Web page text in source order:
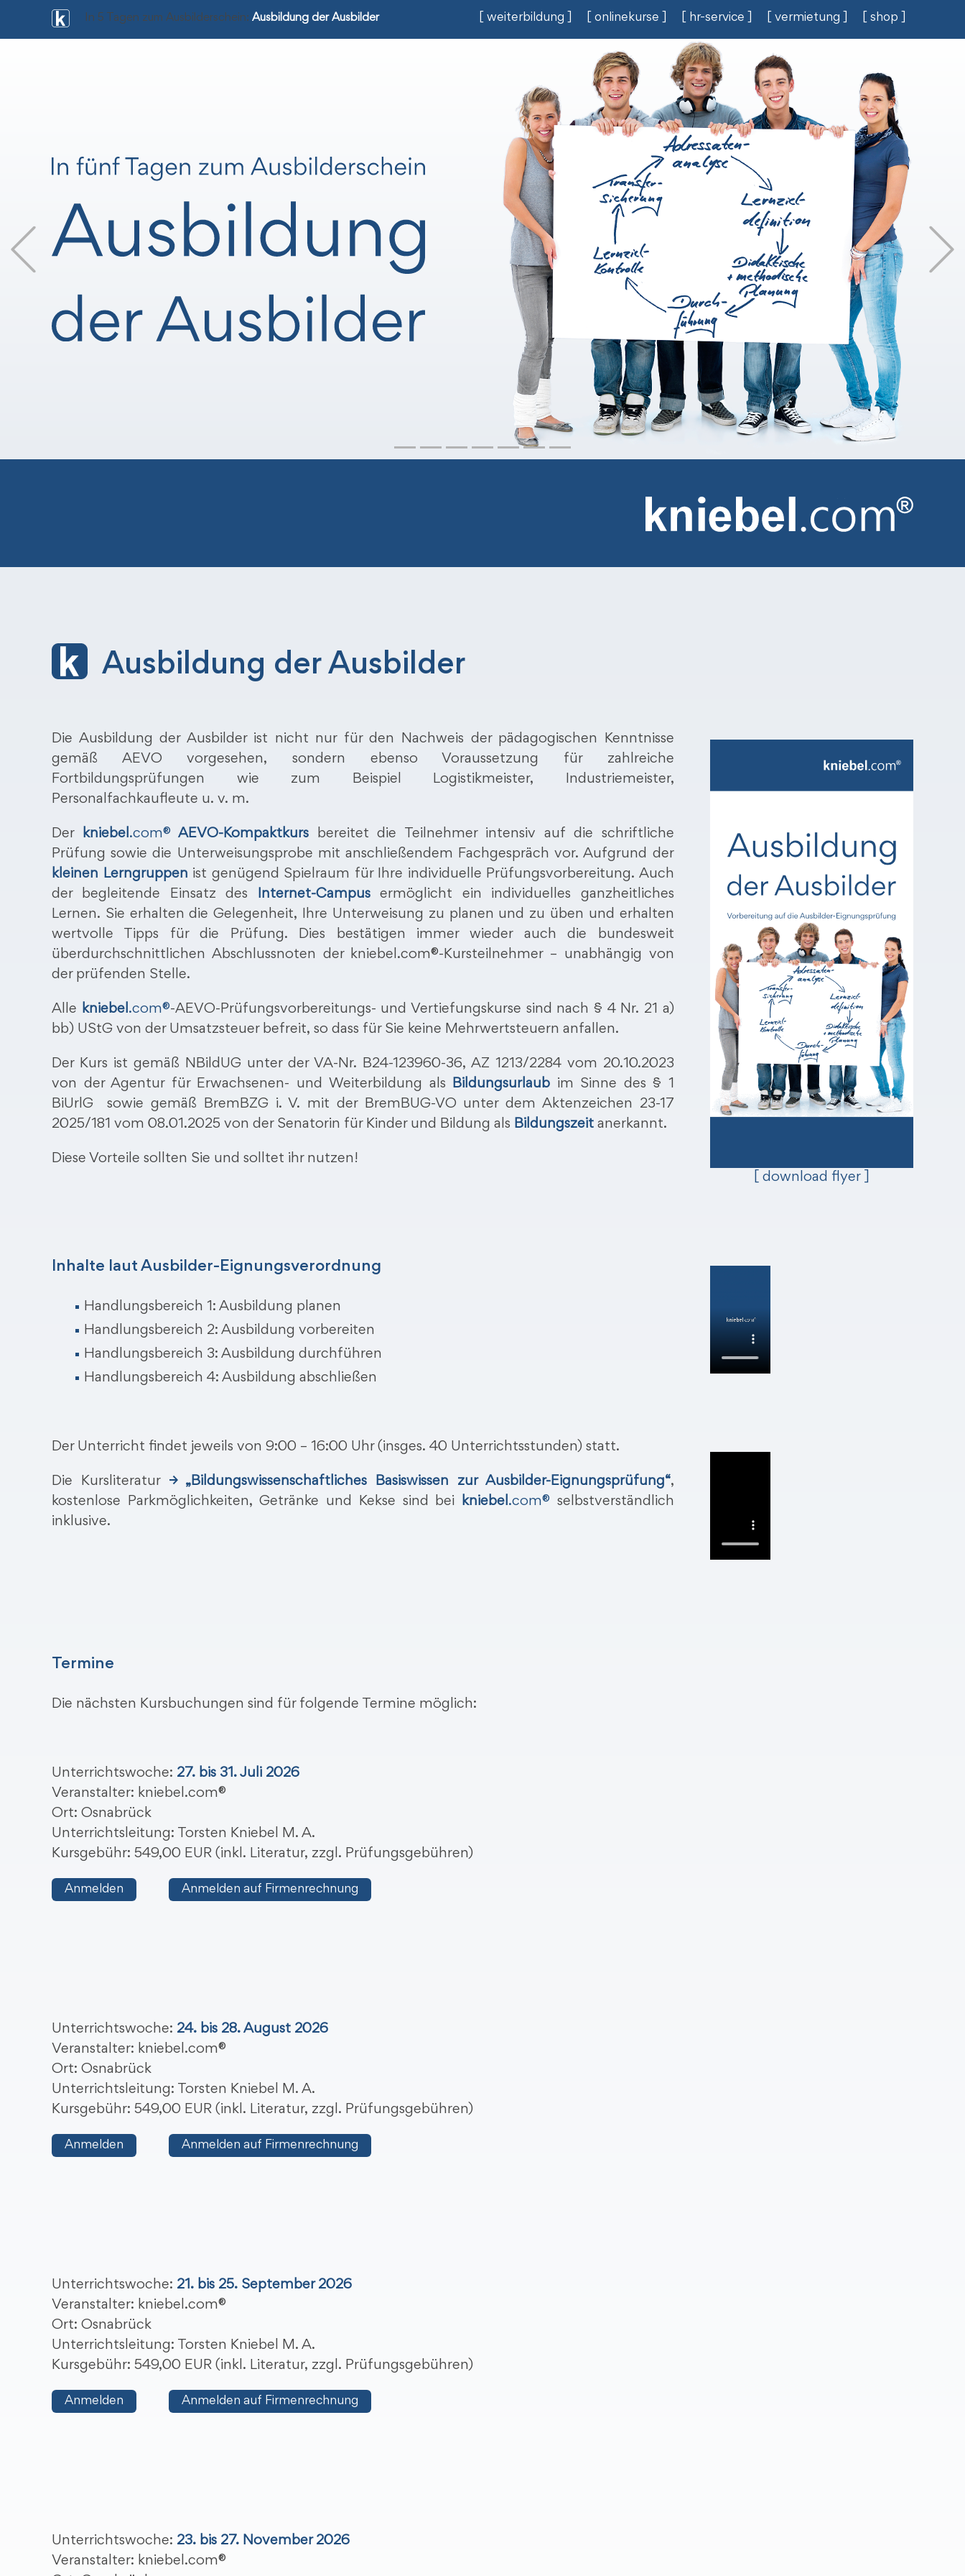
[ weiterbildung ] [ onlinekurse ] [ hr-service ] [ vermietung ] [ shop ]
In 5 Tagen zum Ausbilderschein: Ausbildung der Ausbilder
Previous
Ausbildung der Ausbilder
Die Ausbildung der Ausbilder ist nicht nur für den Nachweis der pädagogischen Kenntnisse
gemäß AEVO vorgesehen, sondern ebenso Voraussetzung für zahlreiche
Fortbildungsprüfungen wie zum Beispiel Logistikmeister, Industriemeister,
Personalfachkaufleute u. v. m.
Der kniebel .com® AEVO-Kompaktkurs
bereitet die Teilnehmer intensiv auf die schriftliche
Prüfung sowie die Unterweisungsprobe mit anschließendem Fachgespräch vor. Aufgrund der
kleinen Lerngruppen ist genügend Spielraum für Ihre individuelle Prüfungsvorbereitung. Auch
der begleitende Einsatz des
Internet-Campusermöglicht ein individuelles ganzheitliches
Lernen. Sie erhalten die Gelegenheit, Ihre Unterweisung zu planen und zu üben und erhalten
wertvolle Tipps für die Prüfung. Dies bestätigen immer wieder auch die bundesweit
überdurchschnittlichen Abschlussnoten der kniebel.com®-Kursteilnehmer – unabhängig von
der prüfenden Stelle.
Alle kniebel .com®-AEVO-Prüfungsvorbereitungs- und Vertiefungskurse sind nach § 4 Nr. 21 a)
bb) UStG von der Umsatzsteuer befreit, so dass für Sie keine Mehrwertsteuern anfallen.
Der Kurs ist gemäß NBildUG unter der VA-Nr. B24-123960-36, AZ 1213/2284 vom 20.10.2023
von der Agentur für Erwachsenen- und Weiterbildung als Bildungsurlaub im Sinne des § 1
BiUrlG sowie gemäß BremBZG i. V. mit der BremBUG-VO unter dem Aktenzeichen 23-17
2025/181 vom 08.01.2025 von der Senatorin für Kinder und Bildung als Bildungszeit anerkannt.
Diese Vorteile sollten Sie und solltet ihr nutzen!
Inhalte laut Ausbilder-Eignungsverordnung
Handlungsbereich 1: Ausbildung planen
Handlungsbereich 2: Ausbildung vorbereiten
Handlungsbereich 3: Ausbildung durchführen
Handlungsbereich 4: Ausbildung abschließen
Der Unterricht findet jeweils von 9:00 – 16:00 Uhr (insges. 40 Unterrichtsstunden) statt.
Die Kursliteratur → „Bildungswissenschaftliches Basiswissen zur Ausbilder-Eignungsprüfung“,
kostenlose Parkmöglichkeiten, Getränke und Kekse sind bei
kniebel .com® selbstverständlich
inklusive.
Termine
Die nächsten Kursbuchungen sind für folgende Termine möglich:
Unterrichtswoche: 27. bis 31. Juli 2026
Veranstalter: kniebel.com®
Ort: Osnabrück
Unterrichtsleitung: Torsten Kniebel M. A.
Kursgebühr: 549,00 EUR (inkl. Literatur, zzgl. Prüfungsgebühren)
Anmelden Anmelden auf Firmenrechnung
Unterrichtswoche: 24. bis 28. August 2026
Veranstalter: kniebel.com®
Ort: Osnabrück
Unterrichtsleitung: Torsten Kniebel M. A.
Kursgebühr: 549,00 EUR (inkl. Literatur, zzgl. Prüfungsgebühren)
Anmelden Anmelden auf Firmenrechnung
Unterrichtswoche: 21. bis 25. September 2026
Veranstalter: kniebel.com®
Ort: Osnabrück
Unterrichtsleitung: Torsten Kniebel M. A.
Kursgebühr: 549,00 EUR (inkl. Literatur, zzgl. Prüfungsgebühren)
Anmelden Anmelden auf Firmenrechnung
Unterrichtswoche: 23. bis 27. November 2026
Veranstalter: kniebel.com®
[ download flyer ]